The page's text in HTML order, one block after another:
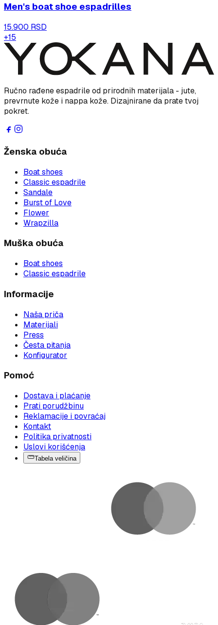
Men's boat shoe espadrilles
15.900 RSD
+15
Ručno rađene espadrile od prirodnih materijala - jute,
prevrnute kože i nappa kože. Dizajnirane da prate tvoj
pokret.
Ženska obuća
Boat shoes
Classic espadrile
Sandale
Burst of Love
Flower
Wrapzilla
Muška obuća
Boat shoes
Classic espadrile
Informacije
Naša priča
Materijali
Press
Česta pitanja
Konfigurator
Pomoć
Dostava i plaćanje
Prati porudžbinu
Reklamacije i povraćaj
Kontakt
Politika privatnosti
Uslovi korišćenja
Tabela veličina